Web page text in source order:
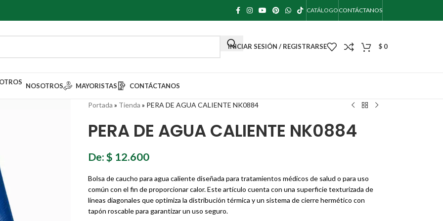
CATÁLOGO CONTÁCTANOS
INICIAR SESIÓN / REGISTRARSE $ 0
NOSOTROS MAYORISTAS CONTÁCTANOS
Portada » Tienda » PERA DE AGUA CALIENTE NK0884
PERA DE AGUA CALIENTE NK0884
De:$ 12.600
Bolsa de caucho para agua caliente diseñada para tratamientos médicos de salud o para uso
común con el fin de proporcionar calor. Este artículo cuenta con una superficie texturizada de
líneas diagonales que optimiza la distribución térmica y un sistema de cierre hermético con
tapón roscable para garantizar un uso seguro.